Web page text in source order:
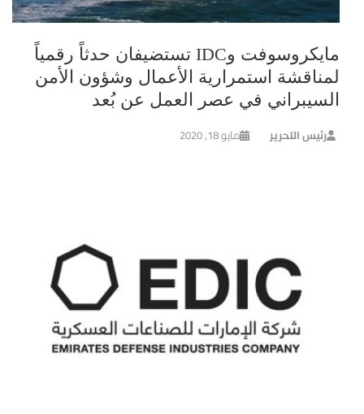
مايكروسوفت وIDC تستضيفان حدثاً رقمياً
لمناقشة استمرارية الأعمال وشؤون الأمن
السيبراني في عصر العمل عن بُعد
رئيس التحرير مايو 18, 2020